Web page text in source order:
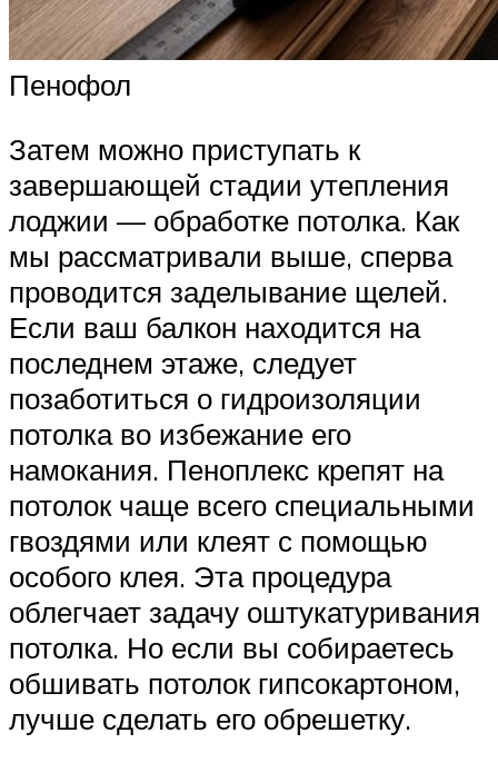
Пенофол
Затем можно приступать к
завершающей стадии утепления
лоджии — обработке потолка. Как
мы рассматривали выше, сперва
проводится заделывание щелей.
Если ваш балкон находится на
последнем этаже, следует
позаботиться о гидроизоляции
потолка во избежание его
намокания. Пеноплекс крепят на
потолок чаще всего специальными
гвоздями или клеят с помощью
особого клея. Эта процедура
облегчает задачу оштукатуривания
потолка. Но если вы собираетесь
обшивать потолок гипсокартоном,
лучше сделать его обрешетку.